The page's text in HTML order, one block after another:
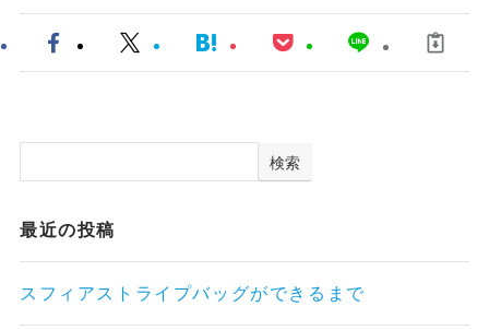
検索
最近の投稿
スフィアストライプバッグができるまで